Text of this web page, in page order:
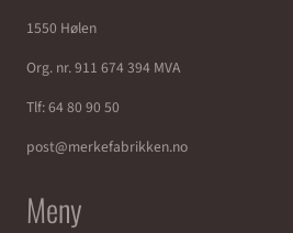
1550 Hølen
Org. nr. 911 674 394 MVA
Tlf:64 80 90 50
post@merkefabrikken.no
Meny